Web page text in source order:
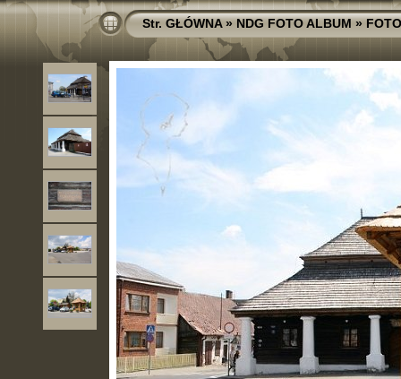
Str. GŁÓWNA»NDG FOTO ALBUM»